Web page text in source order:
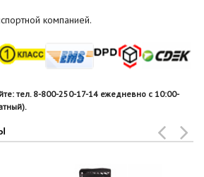
компанией.
тел. 8-800-250-17-14 ежедневно с 10:00-